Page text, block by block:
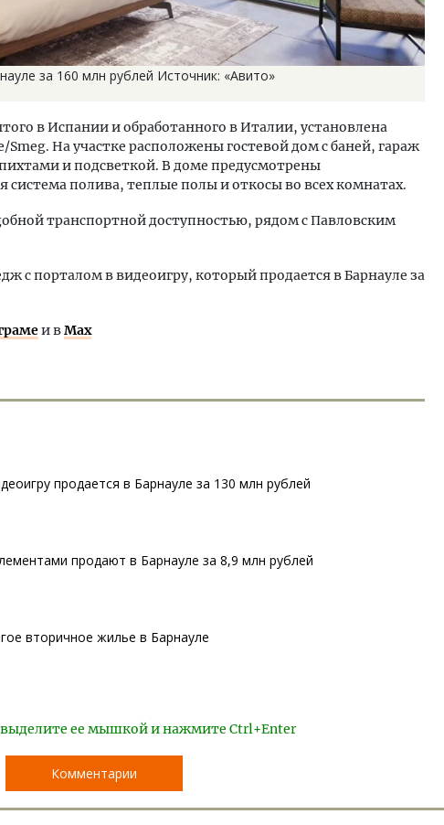
за 160 млн рублей Источник: «Авито»
в Испании и обработанного в Италии, установлена
На участке расположены гостевой дом с баней, гараж
и подсветкой. В доме предусмотрены
полива, теплые полы и откосы во всех комнатах.
транспортной доступностью, рядом с Павловским
с порталом в видеоигру, который продается в Барнауле за
и вMax
продается в Барнауле за 130 млн рублей
продают в Барнауле за 8,9 млн рублей
вторичное жилье в Барнауле
ее мышкой и нажмите Ctrl+Enter
Комментарии